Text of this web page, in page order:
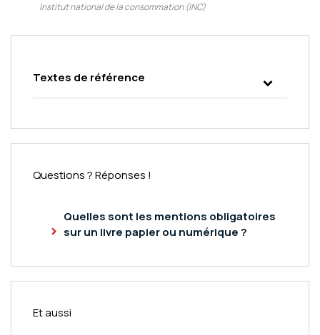
Institut national de la consommation (INC)
Textes de référence
Questions ? Réponses !
Quelles sont les mentions obligatoires
sur un livre papier ou numérique ?
Et aussi